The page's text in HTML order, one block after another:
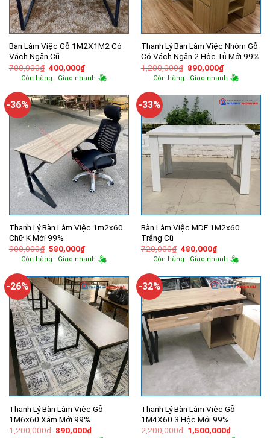
Bàn Làm Việc Gỗ 1M2X1M2 Có
Vách Ngăn Cũ
700,000₫ Giá
gốc
là:
400,000₫Giá
hiện
tại
400,000₫.
Còn hàng - Giao nhanh
Thanh Lý Bàn Làm Việc Nhóm Gỗ
Có Vách Ngăn 2 Hộc Tủ Mới 99%
1,200,000₫ Giá
gốc
là:
890,000₫Giá
hiện
tại
890,000₫.
Còn hàng - Giao nhanh
-36%
Thanh Lý Bàn Làm Việc 1m2x60
Chữ K Mới 99%
900,000₫ Giá
gốc
là:
580,000₫Giá
hiện
tại
580,000₫.
Còn hàng - Giao nhanh
-33%
Bàn Làm Việc MDF 1M2x60
Trắng Cũ
720,000₫ Giá
gốc
là:
480,000₫Giá
hiện
tại
480,000₫.
Còn hàng - Giao nhanh
-26%
Thanh Lý Bàn Làm Việc Gỗ
1M6x60 Xám Mới 99%
1,200,000₫ Giá
890,000₫Giá
-32%
Thanh Lý Bàn Làm Việc Gỗ
1M4X60 3 Hộc Mới 99%
2,200,000₫ Giá
1,500,000₫Giá